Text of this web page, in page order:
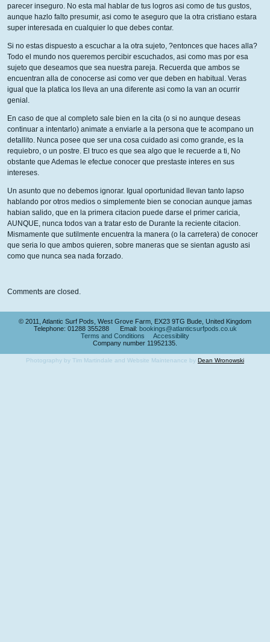
parecer inseguro. No esta mal hablar de tus logros asi como de tus gustos,
aunque hazlo falto presumir, asi como te aseguro que la otra cristiano estara
super interesada en cualquier lo que debes contar.
Si no estas dispuesto a escuchar a la otra sujeto, ?entonces que haces alla?
Todo el mundo nos queremos percibir escuchados, asi como mas por esa
sujeto que deseamos que sea nuestra pareja. Recuerda que ambos se
encuentran alla de conocerse asi como ver que deben en habitual. Veras
igual que la platica los lleva an una diferente asi como la van an ocurrir
genial.
En caso de que al completo sale bien en la cita (o si no aunque deseas
continuar a intentarlo) animate a enviarle a la persona que te acompano un
detallito. Nunca posee que ser una cosa cuidado asi como grande, es la
requiebro, o un postre. El truco es que sea algo que le recuerde a ti, No
obstante que Ademas le efectue conocer que prestaste interes en sus
intereses.
Un asunto que no debemos ignorar. Igual oportunidad llevan tanto lapso
hablando por otros medios o simplemente bien se conocian aunque jamas
habian salido, que en la primera citacion puede darse el primer caricia,
AUNQUE, nunca todos van a tratar esto de Durante la reciente citacion.
Mismamente que sutilmente encuentra la manera (o la carretera) de conocer
que seria lo que ambos quieren, sobre maneras que se sientan agusto asi
como que nunca sea nada forzado.
Comments are closed.
© 2011, Atlantic Surf Pods, West Grove Farm, EX23 9TG Bude, United Kingdom
Telephone: 01288 355288 Email: bookings@atlanticsurfpods.co.uk
Terms and Conditions
Accessibility
Company number 11952135.
Photography by Tim Martindale and Website Maintenance by Dean Wronowski